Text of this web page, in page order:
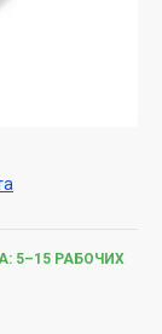
5–15 РАБОЧИХ